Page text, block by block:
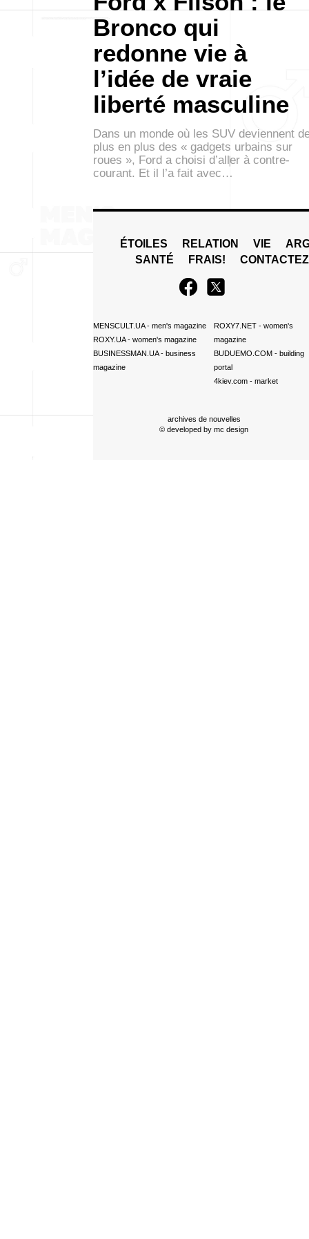
Bronco qui
redonne vie à
l’idée de vraie
liberté masculine
Dans un monde où les SUV deviennent
plus en plus des « gadgets urbains sur
roues », Ford a choisi d’aller à contre-
courant. Et il l’a fait avec…
ÉTOILES RELATION VIE
SANTÉ
FRAIS!
MENSCULT.UA- men's magazine
ROXY.UA- women's magazine
BUSINESSMAN.UA- business
magazine
ROXY7.NET- women's
magazine
BUDUEMO.COM- building
portal
4kiev.com- market
archives de nouvelles
© developed by mc design